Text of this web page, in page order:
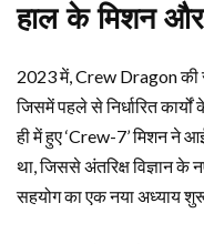
हाल के मिशन
2023 में, Crew Dragon की
जिसमें पहले से निर्धारित
ही में हुए ‘Crew-7’ मिशन ने
था, जिससे अंतरिक्ष विज्ञान
सहयोग का एक नया अध्याय